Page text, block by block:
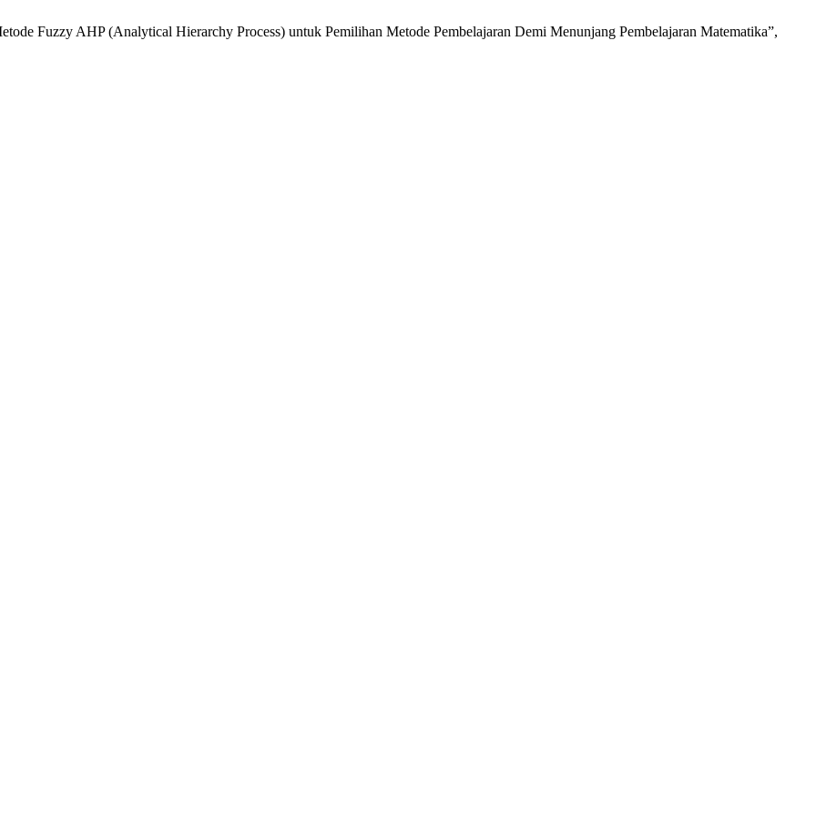
Fuzzy AHP (Analytical Hierarchy Process) untuk Pemilihan Metode Pembelajaran Demi Menunjang Pembelajaran Matematika”,